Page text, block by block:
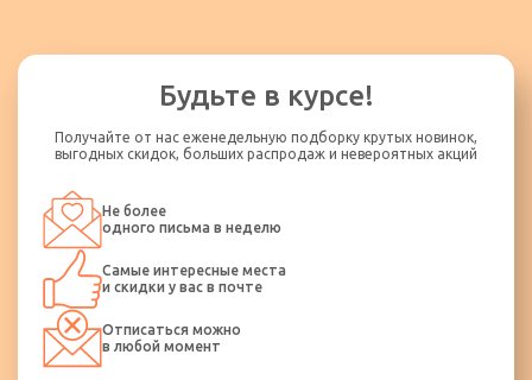
Будьте в курсе!
Получайте от нас еженедельную подборку крутых новинок,
выгодных скидок, больших распродаж и невероятных акций
Не более
одного письма в неделю
Самые интересные места
и скидки у вас в почте
Отписаться можно
в любой момент